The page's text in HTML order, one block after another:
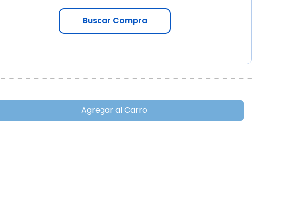
Buscar Compra
Agregar al Carro